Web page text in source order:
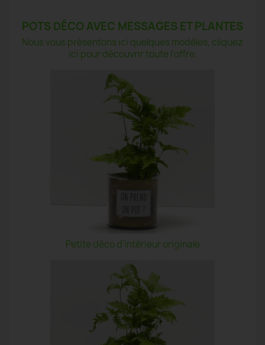
POTS DÉCO AVEC MESSAGES ET PLANTES
Nous vous présentons ici quelques modèles, cliquez
ici pour découvrir toute l'offre.
Petite déco d'intérieur originale